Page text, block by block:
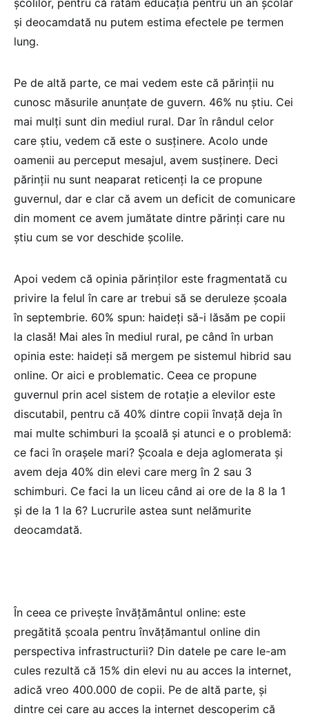
și deocamdată nu putem estima efectele pe termen
lung.
Pe de altă parte, ce mai vedem este că părinții nu
cunosc măsurile anunțate de guvern. 46% nu știu. Cei
mai mulți sunt din mediul rural. Dar în rândul celor
care știu, vedem că este o susținere. Acolo unde
oamenii au perceput mesajul, avem susținere. Deci
părinții nu sunt neaparat reticenți la ce propune
guvernul, dar e clar că avem un deficit de comunicare
din moment ce avem jumătate dintre părinți care nu
știu cum se vor deschide școlile.
Apoi vedem că opinia părinților este fragmentată cu
privire la felul în care ar trebui să se deruleze școala
în septembrie. 60% spun: haideți să-i lăsăm pe copii
la clasă! Mai ales în mediul rural, pe când în urban
opinia este: haideți să mergem pe sistemul hibrid sau
online. Or aici e problematic. Ceea ce propune
guvernul prin acel sistem de rotație a elevilor este
discutabil, pentru că 40% dintre copii învață deja în
mai multe schimburi la școală și atunci e o problemă:
ce faci în orașele mari? Școala e deja aglomerata și
avem deja 40% din elevi care merg în 2 sau 3
schimburi. Ce faci la un liceu când ai ore de la 8 la 1
și de la 1 la 6? Lucrurile astea sunt nelămurite
deocamdată.
În ceea ce privește învățământul online: este
pregătită școala pentru învățămantul online din
perspectiva infrastructurii? Din datele pe care le-am
cules rezultă că 15% din elevi nu au acces la internet,
adică vreo 400.000 de copii. Pe de altă parte, și
dintre cei care au acces la internet descoperim că